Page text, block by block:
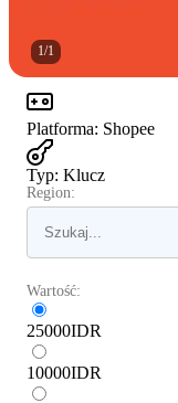
1/1
Platforma: Shopee
Typ: Klucz
Region:
Wartość:
25000IDR
10000IDR